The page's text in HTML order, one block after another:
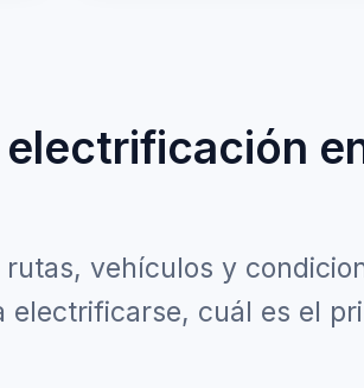
vehículos y
cuál es el